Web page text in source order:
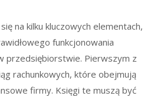
na kilku kluczowych elementach,
funkcjonowania
przedsiębiorstwie. Pierwszym z
rachunkowych, które obejmują
firmy. Księgi te muszą być